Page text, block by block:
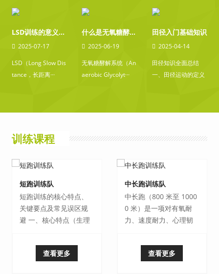
LSD训练的意义总结
2025-07-17
LSD（Long Slow Dis
tance，长距离···
什么是无氧糖酵解系统？
2025-06-19
无氧糖酵解系统（An
aerobic Glycolyt···
田径入门基础知识
2025-04-14
田径知识全面总结
一、田径运动的定义
训练课程
短跑训练队
短跑训练的核心特点、
关键要点及常见误区规
避 一、核心特点（生理
代谢特点** - 以**ATP···
查看更多
中长跑训练队
中长跑（800 米至 1000
0 米）是一项对有氧耐
力、速度耐力、心理韧
的运动项目。其训练需
结合能量···查看更多